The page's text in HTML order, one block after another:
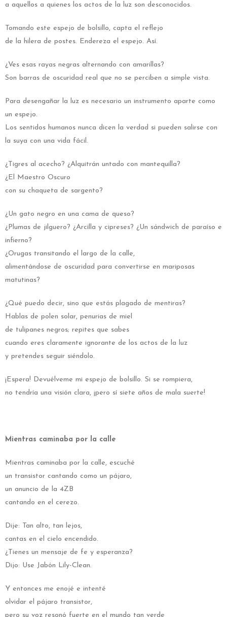
a aquellos a quienes los actos de la luz son desconocidos.
Tomando este espejo de bolsillo, capta el reflejo
de la hilera de postes. Endereza el espejo. Así.
¿Ves esas rayas negras alternando con amarillas?
Son barras de oscuridad real que no se perciben a simple vista.
Para desengañar la luz es necesario un instrumento aparte como
un espejo.
Los sentidos humanos nunca dicen la verdad si pueden salirse con
la suya con una vida fácil.
¿Tigres al acecho? ¿Alquitrán untado con mantequilla?
¿El Maestro Oscuro
con su chaqueta de sargento?
¿Un gato negro en una cama de queso?
¿Plumas de jilguero? ¿Arcilla y cipreses? ¿Un sándwich de paraíso e
infierno?
¿Orugas transitando el largo de la calle,
alimentándose de oscuridad para convertirse en mariposas
matutinas?
¿Qué puedo decir, sino que estás plagado de mentiras?
Hablas de polen solar, penurias de miel
de tulipanes negros; repites que sabes
cuando eres claramente ignorante de los actos de la luz
y pretendes seguir siéndolo.
¡Espera! Devuélveme mi espejo de bolsillo. Si se rompiera,
no tendría una visión clara, ¡pero sí siete años de mala suerte!
Mientras caminaba por la calle
Mientras caminaba por la calle, escuché
un transistor cantando como un pájaro,
un anuncio de la 4ZB
cantando en el cerezo.
Dije: Tan alto, tan lejos,
cantas en el cielo encendido.
¿Tienes un mensaje de fe y esperanza?
Dijo: Use Jabón Lily-Clean.
Y entonces me enojé e intenté
olvidar el pájaro transistor,
pero su voz resonó fuerte en el mundo tan verde